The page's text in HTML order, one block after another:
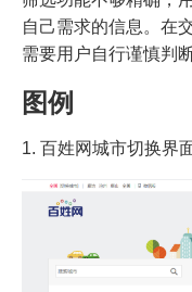
自己需求的信息。在
需要用户自行谨慎判
图例
1. 百姓网城市切换界面